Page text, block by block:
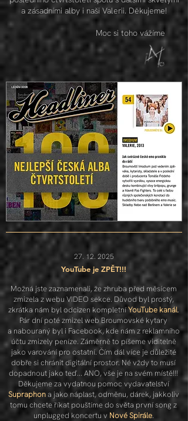
a zásadními alby i naši Valerii. Děkujeme!
Moc si toho vážíme
27. 12. 2025
YouTube je ZPĚT!!!
Možná jste zaznamenali, že zhruba před měsícem
zmizela z webu VIDEO sekce. Důvod byl prostý,
zkrátka nám byl odcizen kompletníYouTube kanál.
Pár dní potézmizel web Broumovské kytary
a nabouraný byl i Facebook, kde námz reklamního
účtu zmizely peníze. Záměrně to píšeme viditelně
jako varování pro ostatní. Čím dál více je důležité
dobře si chránit digitální prostor. Né vždy to musí
dopadnout jako teď... ANO, vše je na svém místě!!!
Děkujeme za vydatnou pomoc vydavatelství
Supraphona jako náplast, odměnu, dárek, jakkoliv
tomu chcete říkat pouštíme do světa první song z
unplugged koncertu v Nové Spirále.